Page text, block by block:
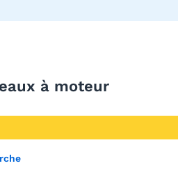
à moteur